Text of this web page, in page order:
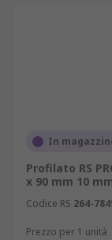
In
Profilato RS
x 90 mm 10
Codice RS 264-
Prezzo per 1 unità